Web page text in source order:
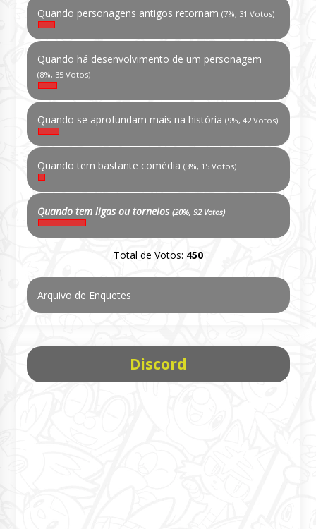
Quando personagens antigos retornam (7%, 31 Votos)
Quando há desenvolvimento de um personagem
(8%, 35 Votos)
Quando se aprofundam mais na história (9%, 42 Votos)
Quando tem bastante comédia (3%, 15 Votos)
Quando tem ligas ou torneios (20%, 92 Votos)
Total de Votos: 450
Arquivo de Enquetes
Discord